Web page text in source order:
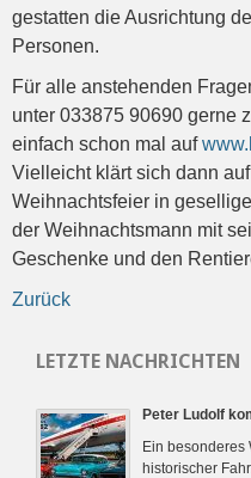
gestatten die Ausrichtung
Personen.
Für alle anstehenden
unter 033875 90690 gerne
einfach schon mal auf
Vielleicht klärt sich dann
Weihnachtsfeier in
der Weihnachtsmann mit
Geschenke und den
Zurück
LETZTE NACHRICHTEN
Peter Ludolf
Ein besonderes
historischer